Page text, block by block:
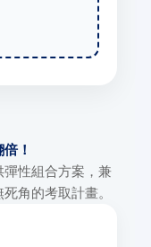
！
性組合方案，兼
角的考取計畫。